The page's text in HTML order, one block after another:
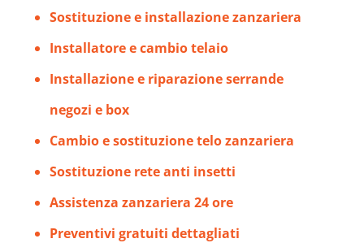
Sostituzione e installazione zanzariera
Installatore e cambio telaio
Installazione e riparazione serrande
negozi e box
Cambio e sostituzione telo zanzariera
Sostituzione rete anti insetti
Assistenza zanzariera 24 ore
Preventivi gratuiti dettagliati